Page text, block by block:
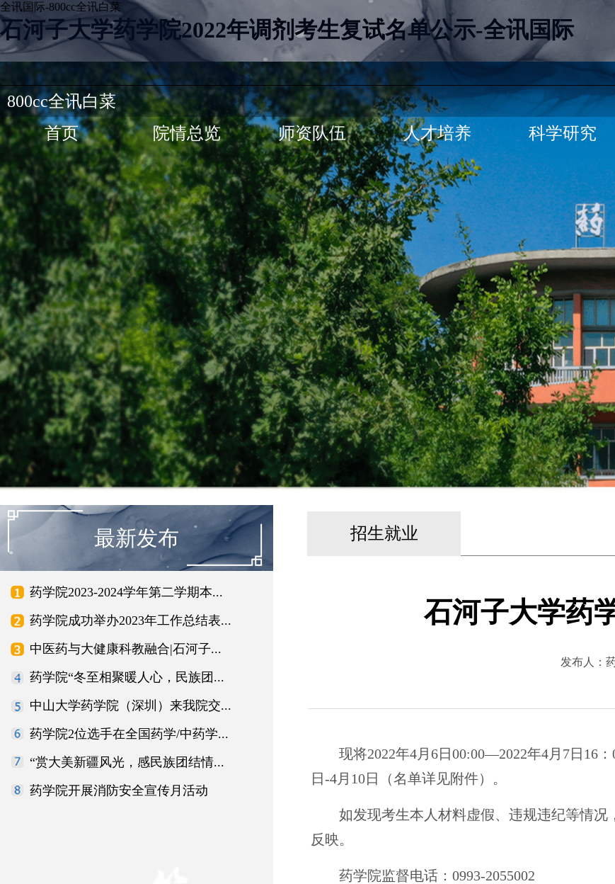
石河子大学药学院2022年调剂考生复试名单公示-全讯国际
全讯国际-800cc全讯白菜
800cc全讯白菜
首页
院情总览 师资队伍 人才培养 科学研究
最新发布
药学院2023-2024学年第二学期本...
药学院成功举办2023年工作总结表...
中医药与大健康科教融合|石河子...
药学院“冬至相聚暖人心，民族团...
中山大学药学院（深圳）来我院交...
药学院2位选手在全国药学/中药学...
“赏大美新疆风光，感民族团结情...
药学院开展消防安全宣传月活动
招生就业
石河子大学药
发布人：
现将2022年4月6日00:00—2022年4月7日16
日-4月10日（名单详见附件）。
如发现考生本人材料虚假、违规违纪等情
反映。
药学院监督电话： 0993-2055002